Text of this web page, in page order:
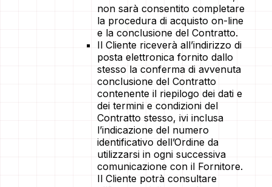
non sarà consentito completare
la procedura di acquisto on-line
e la conclusione del Contratto.
Il Cliente riceverà all’indirizzo di
posta elettronica fornito dallo
stesso la conferma di avvenuta
conclusione del Contratto
contenente il riepilogo dei dati e
dei termini e condizioni del
Contratto stesso, ivi inclusa
l’indicazione del numero
identificativo dell’Ordine da
utilizzarsi in ogni successiva
comunicazione con il Fornitore.
Il Cliente potrà consultare